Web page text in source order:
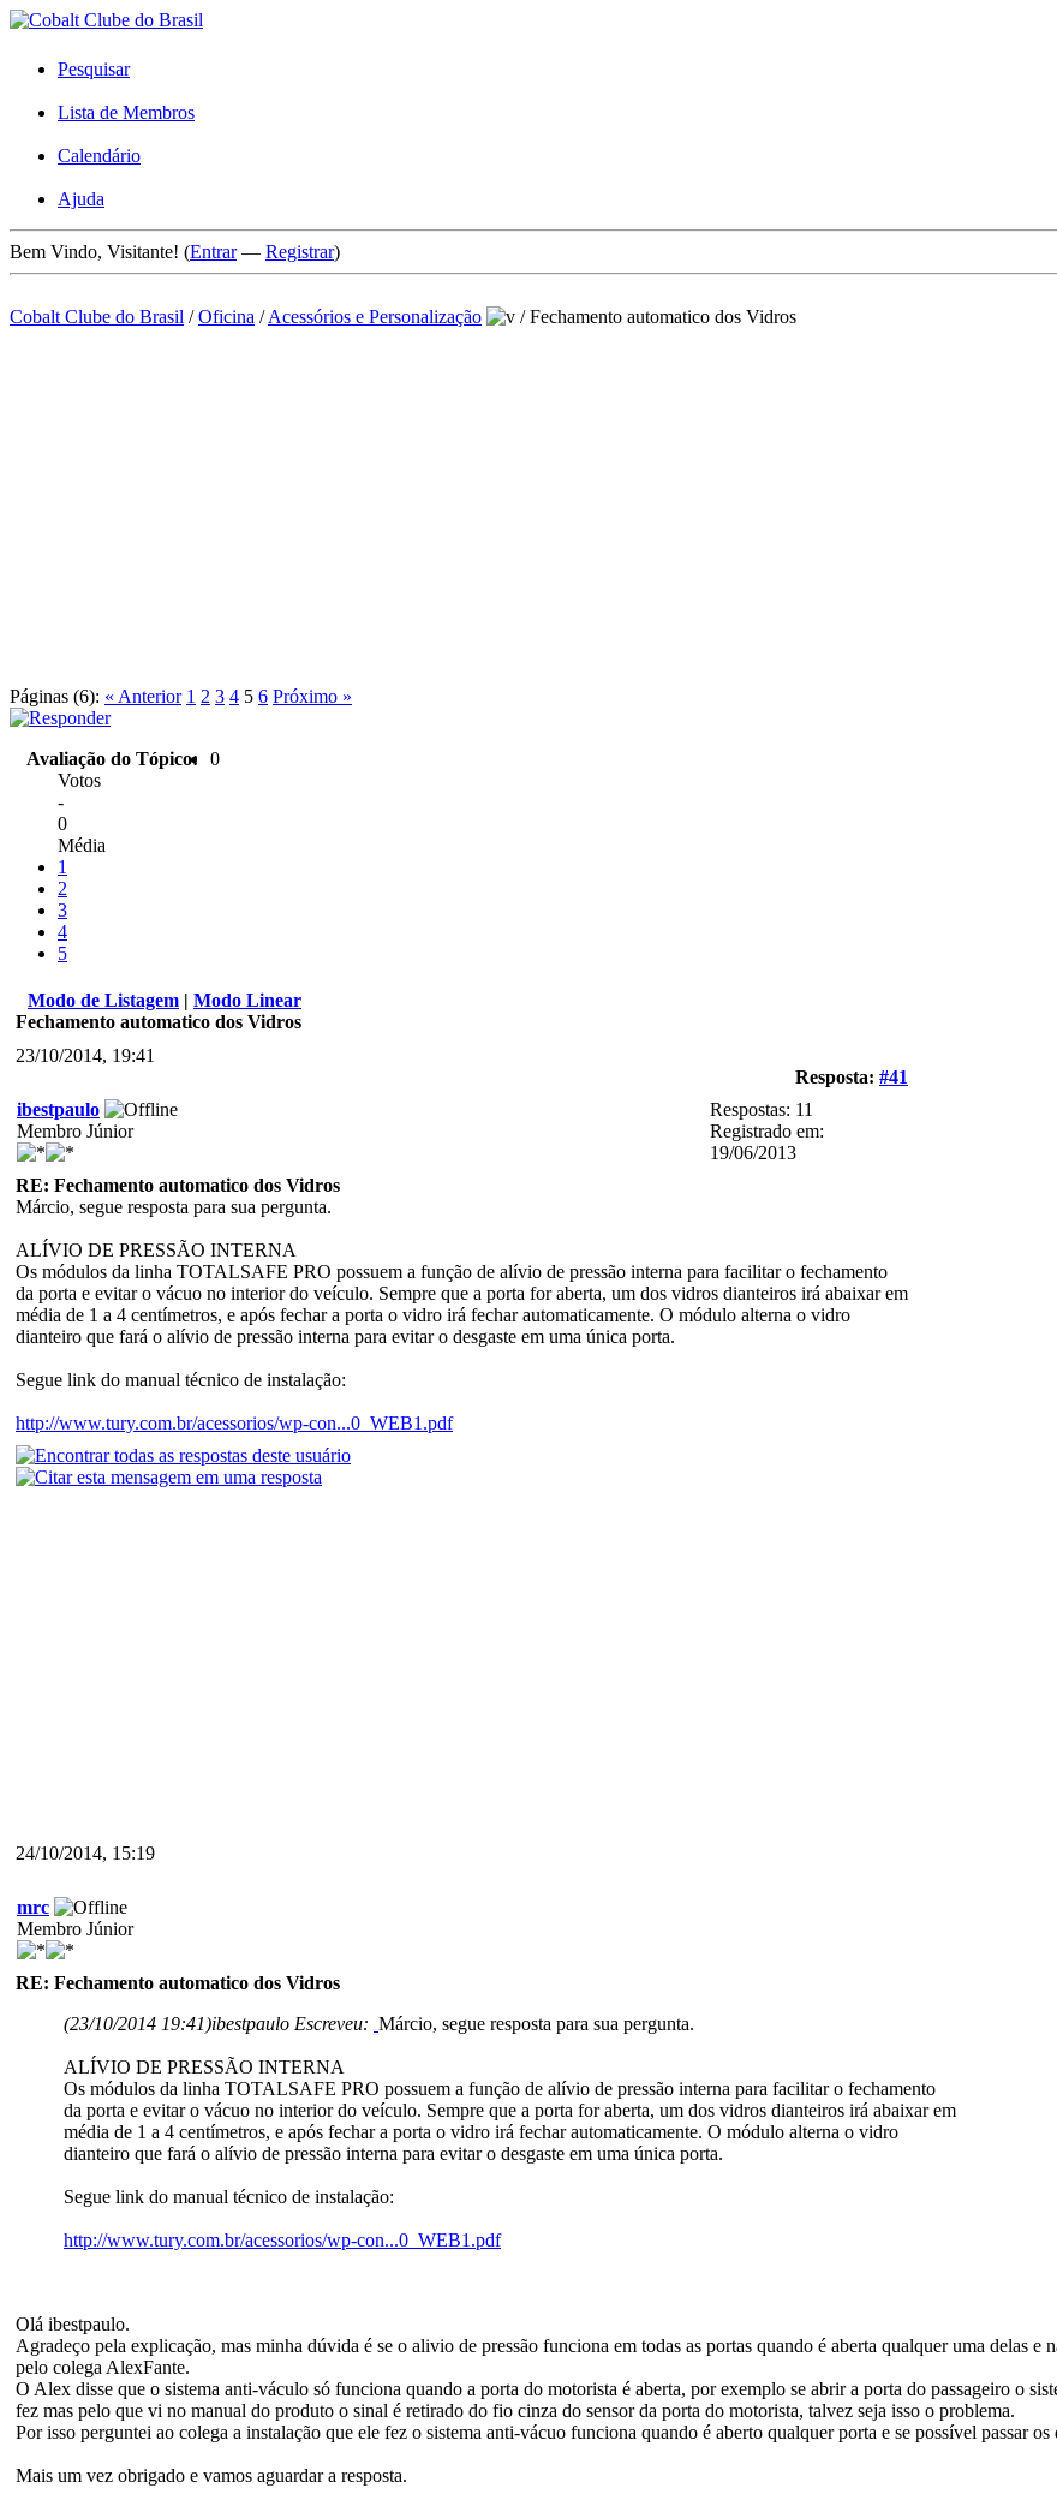
Pesquisar
Lista de Membros
Calendário
Ajuda
Bem Vindo, Visitante! (Entrar— Registrar)
Cobalt Clube do Brasil /Oficina /Acessórios e Personalização /Fechamento automatico dos Vidros
Páginas (6): « Anterior 1 2 3 4 5 6 Próximo »
Avaliação do Tópico:
0
Votos
-
0
Média
1
2
3
4
5
Modo de Listagem | Modo Linear
Fechamento automatico dos Vidros
23/10/2014, 19:41
Resposta: #41
ibestpaulo
Membro Júnior
Respostas: 11
Registrado em:
19/06/2013
RE: Fechamento automatico dos Vidros
Márcio, segue resposta para sua pergunta.
ALÍVIO DE PRESSÃO INTERNA
Os módulos da linha TOTALSAFE PRO possuem a função de alívio de pressão interna para facilitar o fechamento
da porta e evitar o vácuo no interior do veículo. Sempre que a porta for aberta, um dos vidros dianteiros irá abaixar em
média de 1 a 4 centímetros, e após fechar a porta o vidro irá fechar automaticamente. O módulo alterna o vidro
dianteiro que fará o alívio de pressão interna para evitar o desgaste em uma única porta.
Segue link do manual técnico de instalação:
http://www.tury.com.br/acessorios/wp-con...0_WEB1.pdf
24/10/2014, 15:19
mrc
Membro Júnior
RE: Fechamento automatico dos Vidros
(23/10/2014 19:41)ibestpaulo Escreveu: Márcio, segue resposta para sua pergunta.
ALÍVIO DE PRESSÃO INTERNA
Os módulos da linha TOTALSAFE PRO possuem a função de alívio de pressão interna para facilitar o fechamento
da porta e evitar o vácuo no interior do veículo. Sempre que a porta for aberta, um dos vidros dianteiros irá abaixar em
média de 1 a 4 centímetros, e após fechar a porta o vidro irá fechar automaticamente. O módulo alterna o vidro
dianteiro que fará o alívio de pressão interna para evitar o desgaste em uma única porta.
Segue link do manual técnico de instalação:
http://www.tury.com.br/acessorios/wp-con...0_WEB1.pdf
Olá ibestpaulo.
Agradeço pela explicação, mas minha dúvida é se o alivio de pressão funciona em todas as portas quando é aberta qualquer uma delas
pelo colega AlexFante.
O Alex disse que o sistema anti-váculo só funciona quando a porta do motorista é aberta, por exemplo se abrir a porta do passageiro o
fez mas pelo que vi no manual do produto o sinal é retirado do fio cinza do sensor da porta do motorista, talvez seja isso o problema.
Por isso perguntei ao colega a instalação que ele fez o sistema anti-vácuo funciona quando é aberto qualquer porta e se possível passar
Mais um vez obrigado e vamos aguardar a resposta.